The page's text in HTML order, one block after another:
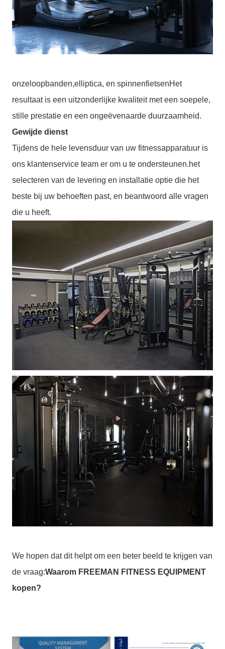
onze loopbanden,elliptica, en spinnenfietsenHet
resultaat is een uitzonderlijke kwaliteit met een soepele,
stille prestatie en een ongeëvenaarde duurzaamheid.
Gewijde dienst
Tijdens de hele levensduur van uw fitnessapparatuur is
ons klantenservice team er om u te ondersteunen.het
selecteren van de levering en installatie optie die het
beste bij uw behoeften past, en beantwoord alle vragen
die u heeft.
We hopen dat dit helpt om een beter beeld te krijgen van
de vraag:Waarom FREEMAN FITNESS EQUIPMENT
kopen?